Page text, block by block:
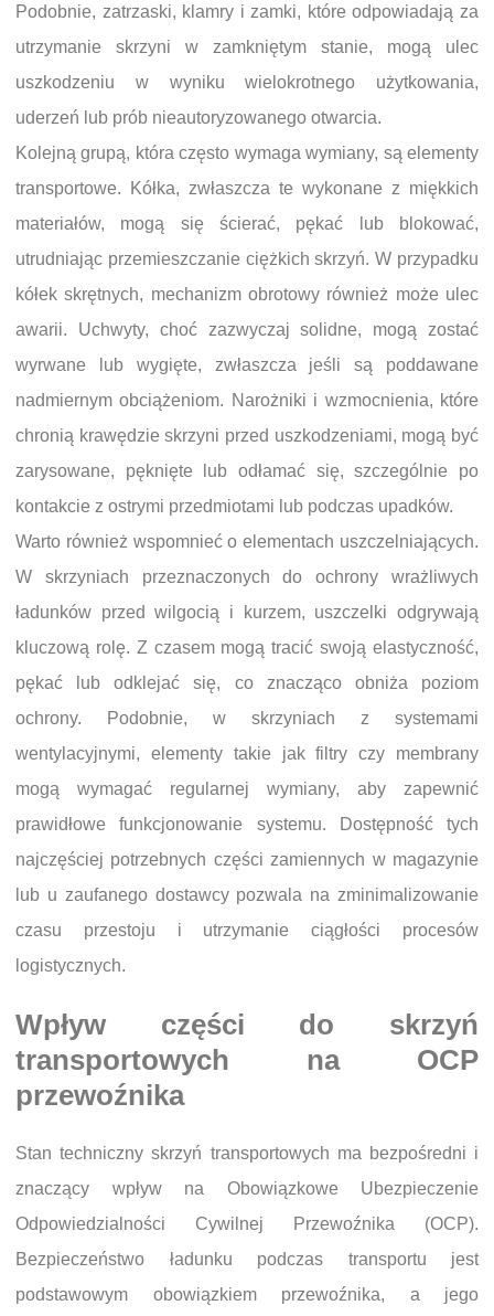
Podobnie, zatrzaski, klamry i zamki, które odpowiadają za
utrzymanie skrzyni w zamkniętym stanie, mogą ulec
uszkodzeniu w wyniku wielokrotnego użytkowania,
uderzeń lub prób nieautoryzowanego otwarcia.
Kolejną grupą, która często wymaga wymiany, są elementy
transportowe. Kółka, zwłaszcza te wykonane z miękkich
materiałów, mogą się ścierać, pękać lub blokować,
utrudniając przemieszczanie ciężkich skrzyń. W przypadku
kółek skrętnych, mechanizm obrotowy również może ulec
awarii. Uchwyty, choć zazwyczaj solidne, mogą zostać
wyrwane lub wygięte, zwłaszcza jeśli są poddawane
nadmiernym obciążeniom. Narożniki i wzmocnienia, które
chronią krawędzie skrzyni przed uszkodzeniami, mogą być
zarysowane, pęknięte lub odłamać się, szczególnie po
kontakcie z ostrymi przedmiotami lub podczas upadków.
Warto również wspomnieć o elementach uszczelniających.
W skrzyniach przeznaczonych do ochrony wrażliwych
ładunków przed wilgocią i kurzem, uszczelki odgrywają
kluczową rolę. Z czasem mogą tracić swoją elastyczność,
pękać lub odklejać się, co znacząco obniża poziom
ochrony. Podobnie, w skrzyniach z systemami
wentylacyjnymi, elementy takie jak filtry czy membrany
mogą wymagać regularnej wymiany, aby zapewnić
prawidłowe funkcjonowanie systemu. Dostępność tych
najczęściej potrzebnych części zamiennych w magazynie
lub u zaufanego dostawcy pozwala na zminimalizowanie
czasu przestoju i utrzymanie ciągłości procesów
logistycznych.
Wpływ części do skrzyń
transportowych na OCP
przewoźnika
Stan techniczny skrzyń transportowych ma bezpośredni i
znaczący wpływ na Obowiązkowe Ubezpieczenie
Odpowiedzialności Cywilnej Przewoźnika (OCP).
Bezpieczeństwo ładunku podczas transportu jest
podstawowym obowiązkiem przewoźnika, a jego